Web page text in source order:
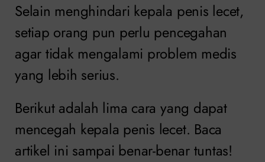
Selain menghindari kepala penis lecet,
setiap orang pun perlu pencegahan
agar tidak mengalami problem medis
yang lebih serius.
Berikut adalah lima cara yang dapat
mencegah kepala penis lecet. Baca
artikel ini sampai benar-benar tuntas!